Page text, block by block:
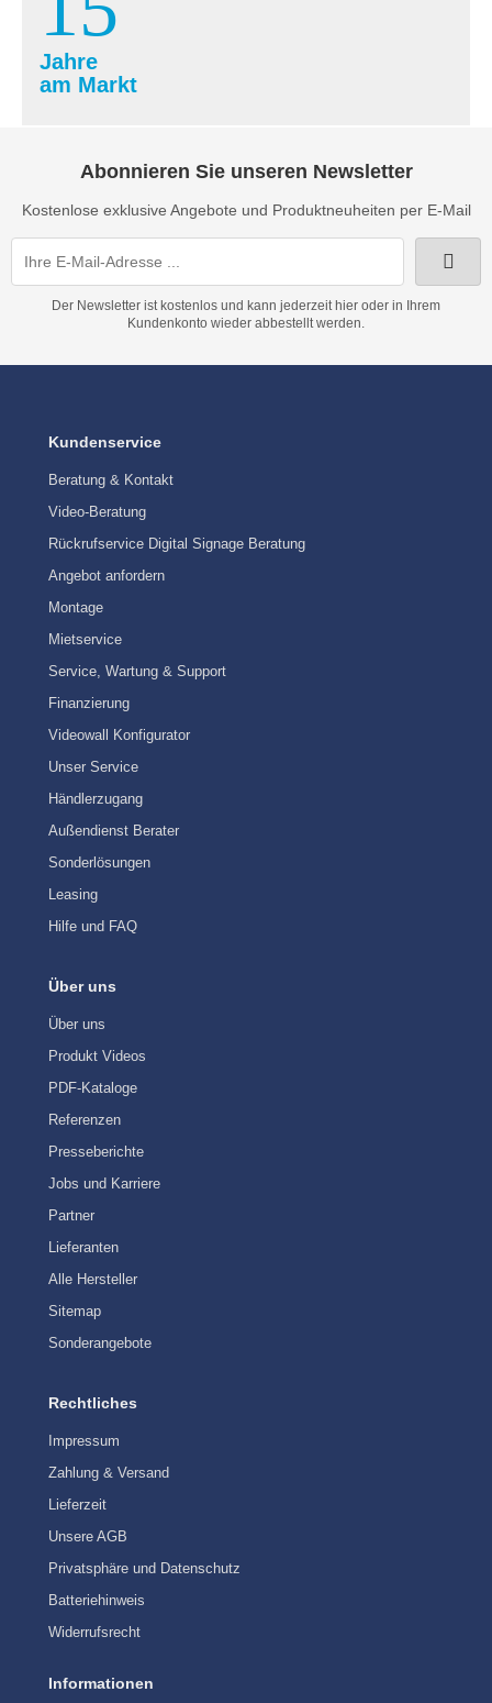
Jahre
am Markt
Abonnieren Sie unseren Newsletter
Kostenlose exklusive Angebote und Produktneuheiten per E-Mail
Der Newsletter ist kostenlos und kann jederzeit hier oder in Ihrem
Kundenkonto wieder abbestellt werden.
Kundenservice
Beratung & Kontakt
Video-Beratung
Rückrufservice Digital Signage Beratung
Angebot anfordern
Montage
Mietservice
Service, Wartung & Support
Finanzierung
Videowall Konfigurator
Unser Service
Händlerzugang
Außendienst Berater
Sonderlösungen
Leasing
Hilfe und FAQ
Über uns
Über uns
Produkt Videos
PDF-Kataloge
Referenzen
Presseberichte
Jobs und Karriere
Partner
Lieferanten
Alle Hersteller
Sitemap
Sonderangebote
Rechtliches
Impressum
Zahlung & Versand
Lieferzeit
Unsere AGB
Privatsphäre und Datenschutz
Batteriehinweis
Widerrufsrecht
Informationen